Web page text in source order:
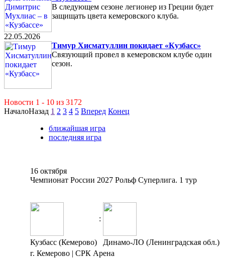
В следующем сезоне легионер из Греции будет
защищать цвета кемеровского клуба.
22.05.2026
Тимур Хисматуллин покидает «Кузбасс»
Связующий провел в кемеровском клубе один
сезон.
Новости 1 - 10 из 3172
НачалоНазад 1 2 3 4 5 Вперед Конец
ближайшая игра
последняя игра
16 октября
Чемпионат России 2027 Рольф Суперлига. 1 тур
:
Кузбасс (Кемерово)
Динамо-ЛО (Ленинградская обл.)
г. Кемерово | СРК Арена